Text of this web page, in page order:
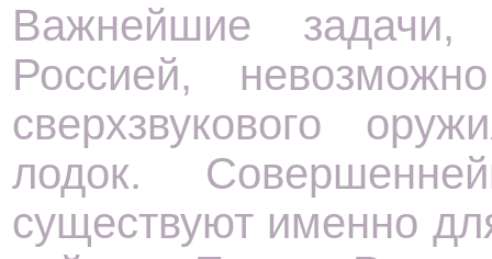
Важнейшие
Россией,
сверхзвукового
лодок.
существуют именно